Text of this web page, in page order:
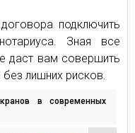
подключить
Зная все
даст вам совершить
лишних рисков.
в современных